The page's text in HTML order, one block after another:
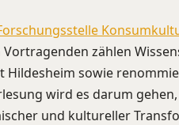
zählen
Hildesheim sowie
wird es darum
und kultureller